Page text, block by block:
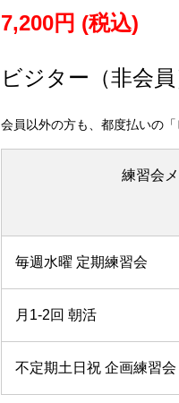
7,200円 (税込)
ビジター（非会
会員以外の方も、都度払いの
練習会
毎週水曜 定期練習会
月1-2回 朝活
不定期土日祝 企画練習会